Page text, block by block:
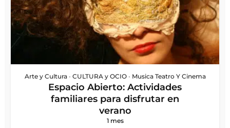
Arte y Cultura • CULTURA y OCIO • Musica Teatro Y Cinema
Espacio Abierto: Actividades
familiares para disfrutar en
verano
1 mes